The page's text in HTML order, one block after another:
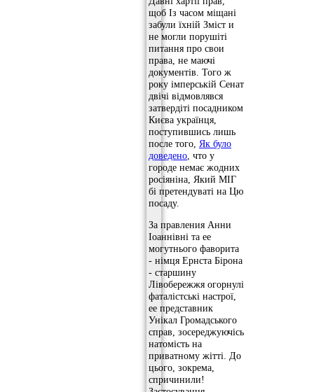
щоб Із часом міщані
забули їхній Зміст и
не могли порушіті
питання про свои
права, не маючі
документів. Того ж
року імперській Сенат
двічі відмовлявся
затвердіті посадником
Києва українця,
поступившись лишь
после того, Як було
доведено , что у
городе немає жодних
росіяніна, Який МІГ
бі претендуваті на Цю
посаду.
За правления Анни
Іоаннівні та ее
могутнього фаворита
- німця Ернста Бірона
- старшину
Лівобережжя огорнулі
фаталістські настрої,
ее представник
Унікал Громадського
справ, зосереджуючісь
натомість на
приватному жітті. До
цього, зокрема,
спричинили!